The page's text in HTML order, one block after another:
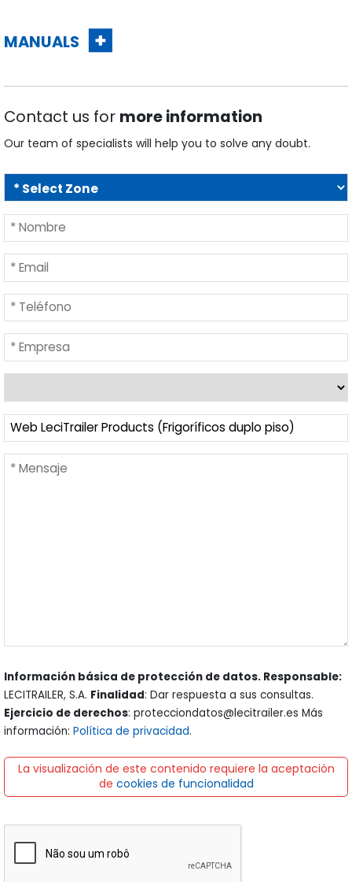
MANUALS
Contact us for more information
Our team of specialists will help you to solve any doubt.
Información básica de protección de datos. Responsable:
LECITRAILER, S.A. Finalidad: Dar respuesta a sus consultas.
Ejercicio de derechos: protecciondatos@lecitrailer.es Más
información: Política de privacidad.
La visualización de este contenido requiere la aceptación
de cookies de funcionalidad